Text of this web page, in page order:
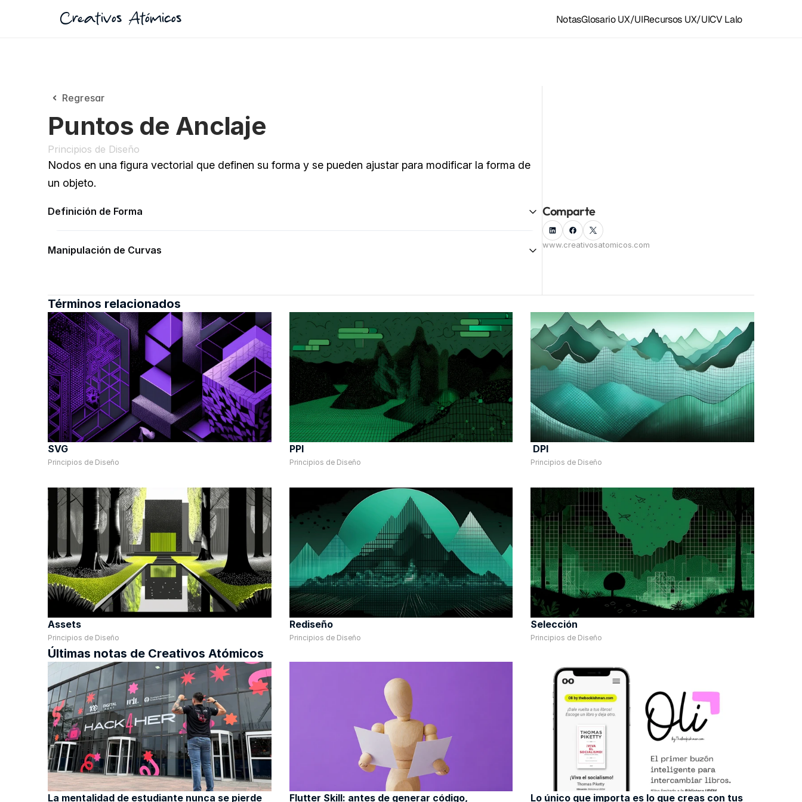
Creativos Atómicos NotasGlosario UX/UIRecursos UX/UICV Lalo
Regresar
Puntos de Anclaje
Principios de Diseño
Nodos en una figura vectorial que definen su forma y se pueden ajustar para modificar la forma de
un objeto.
Definición de Forma
Manipulación de Curvas
Comparte
www.creativosatomicos.com
Términos relacionados
SVG
Principios de Diseño
PPI
Principios de Diseño
DPI
Principios de Diseño
Assets
Principios de Diseño
Rediseño
Principios de Diseño
Selección
Principios de Diseño
Últimas notas de Creativos Atómicos
La mentalidad de estudiante nunca se pierde Flutter Skill: antes de generar código, Lo único que importa es lo que creas con tus